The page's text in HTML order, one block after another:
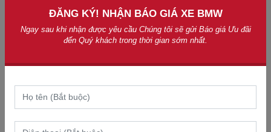
ĐĂNG KÝ! NHẬN BÁO GIÁ XE BMW
Ngay sau khi nhận được yêu cầu Chúng tôi sẽ gửi Báo giá Ưu đãi
đến Quý khách trong thời gian sớm nhất.